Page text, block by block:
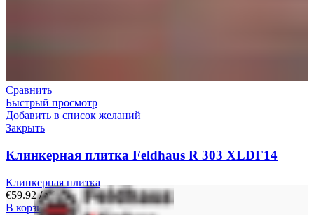
Сравнить
Быстрый просмотр
Добавить в список желаний
Закрыть
Клинкерная плитка Feldhaus R 303 XLDF14
Клинкерная плитка
€59.92/ м²
В корзину